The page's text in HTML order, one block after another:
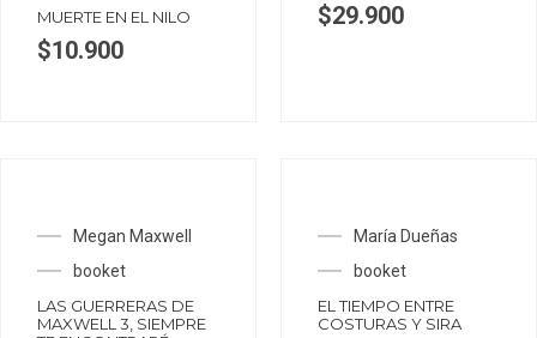
MUERTE EN EL NILO
$10.900
$29.900
Megan Maxwell
booket
LAS GUERRERAS DE
MAXWELL 3, SIEMPRE
María Dueñas
booket
EL TIEMPO ENTRE
COSTURAS Y SIRA